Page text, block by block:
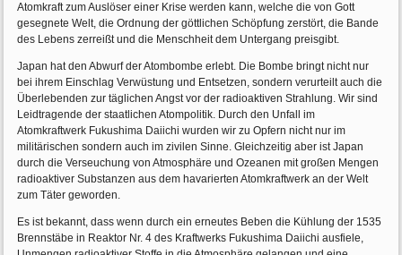
Atomkraft zum Auslöser einer Krise werden kann, welche die von Gott
gesegnete Welt, die Ordnung der göttlichen Schöpfung zerstört, die Bande
des Lebens zerreißt und die Menschheit dem Untergang preisgibt.
Japan hat den Abwurf der Atombombe erlebt. Die Bombe bringt nicht nur
bei ihrem Einschlag Verwüstung und Entsetzen, sondern verurteilt auch die
Überlebenden zur täglichen Angst vor der radioaktiven Strahlung. Wir sind
Leidtragende der staatlichen Atompolitik. Durch den Unfall im
Atomkraftwerk Fukushima Daiichi wurden wir zu Opfern nicht nur im
militärischen sondern auch im zivilen Sinne. Gleichzeitig aber ist Japan
durch die Verseuchung von Atmosphäre und Ozeanen mit großen Mengen
radioaktiver Substanzen aus dem havarierten Atomkraftwerk an der Welt
zum Täter geworden.
Es ist bekannt, dass wenn durch ein erneutes Beben die Kühlung der 1535
Brennstäbe in Reaktor Nr. 4 des Kraftwerks Fukushima Daiichi ausfiele,